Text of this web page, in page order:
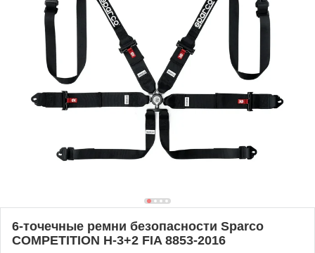
6-точечные ремни безопасности Sparco
COMPETITION H-3+2 FIA 8853-2016